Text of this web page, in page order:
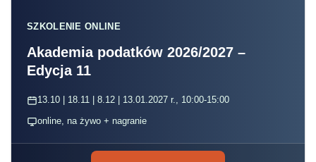
SZKOLENIE ONLINE
Akademia podatków 2026/2027 –
Edycja 11
13.10 | 18.11 | 8.12 | 13.01.2027 r., 10:00-15:00
online, na żywo + nagranie